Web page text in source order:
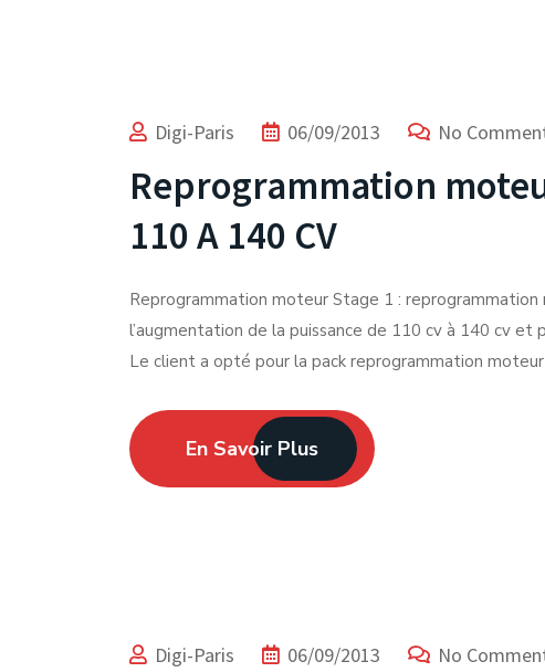
Digi-Paris 06/09/2013 No
Reprogrammation
110 A 140 CV
Reprogrammation moteur Stage 1 :
l’augmentation de la puissance de 110 cv à 140 cv et
Le client a opté pour la pack reprogrammation
En Savoir Plus
Digi-Paris 06/09/2013 No